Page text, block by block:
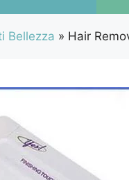
Bellezza » Hair